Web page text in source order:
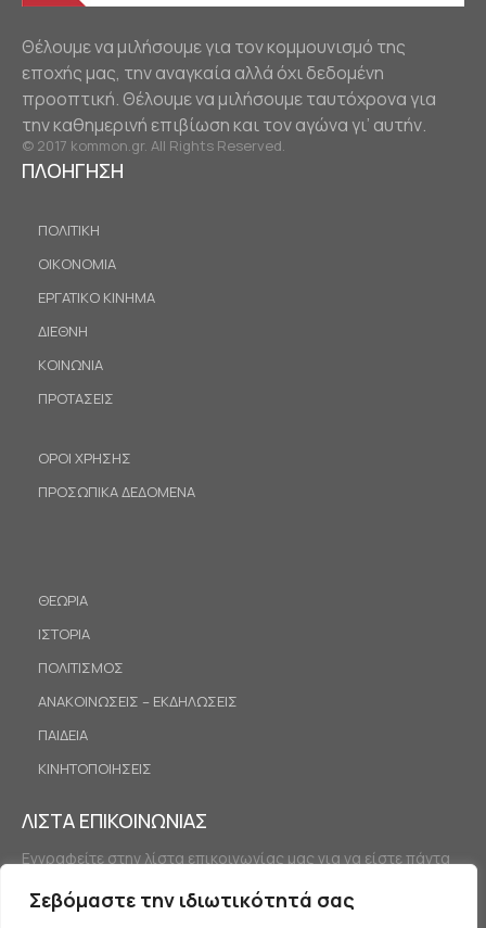
Σεβόμαστε την ιδιωτικότητά σας
Θέλουμε να μιλήσουμε για τον κομμουνισμό της
εποχής μας, την αναγκαία αλλά όχι δεδομένη
προοπτική. Θέλουμε να μιλήσουμε ταυτόχρονα για
την καθημερινή επιβίωση και τον αγώνα γι’ αυτήν.
© 2017 kommon.gr. All Rights Reserved.
ΠΛΟΗΓΗΣΗ
ΠΟΛΙΤΙΚΗ
ΟΙΚΟΝΟΜΙΑ
ΕΡΓΑΤΙΚΟ ΚΙΝΗΜΑ
ΔΙΕΘΝΗ
ΚΟΙΝΩΝΙΑ
ΠΡΟΤΑΣΕΙΣ
ΟΡΟΙ ΧΡΗΣΗΣ
ΠΡΟΣΩΠΙΚΑ ΔΕΔΟΜΕΝΑ
ΘΕΩΡΙΑ
ΙΣΤΟΡΙΑ
ΠΟΛΙΤΙΣΜΟΣ
ΑΝΑΚΟΙΝΩΣΕΙΣ – ΕΚΔΗΛΩΣΕΙΣ
ΠΑΙΔΕΙΑ
ΚΙΝΗΤΟΠΟΙΗΣΕΙΣ
ΛΙΣΤΑ ΕΠΙΚΟΙΝΩΝΙΑΣ
Εγγραφείτε στην λίστα επικοινωνίας μας για να είστε πάντα